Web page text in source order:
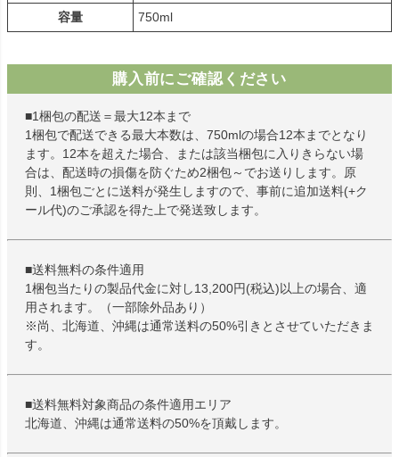
容量 750ml
購入前にご確認ください
■1梱包の配送＝最大12本まで
1梱包で配送できる最大本数は、750mlの場合12本までとなり
ます。12本を超えた場合、または該当梱包に入りきらない場
合は、配送時の損傷を防ぐため2梱包～でお送りします。原
則、1梱包ごとに送料が発生しますので、事前に追加送料(+ク
ール代)のご承認を得た上で発送致します。
■送料無料の条件適用
1梱包当たりの製品代金に対し13,200円(税込)以上の場合、適
用されます。（一部除外品あり）
※尚、北海道、沖縄は通常送料の50%引きとさせていただきま
す。
■送料無料対象商品の条件適用エリア
北海道、沖縄は通常送料の50%を頂戴します。